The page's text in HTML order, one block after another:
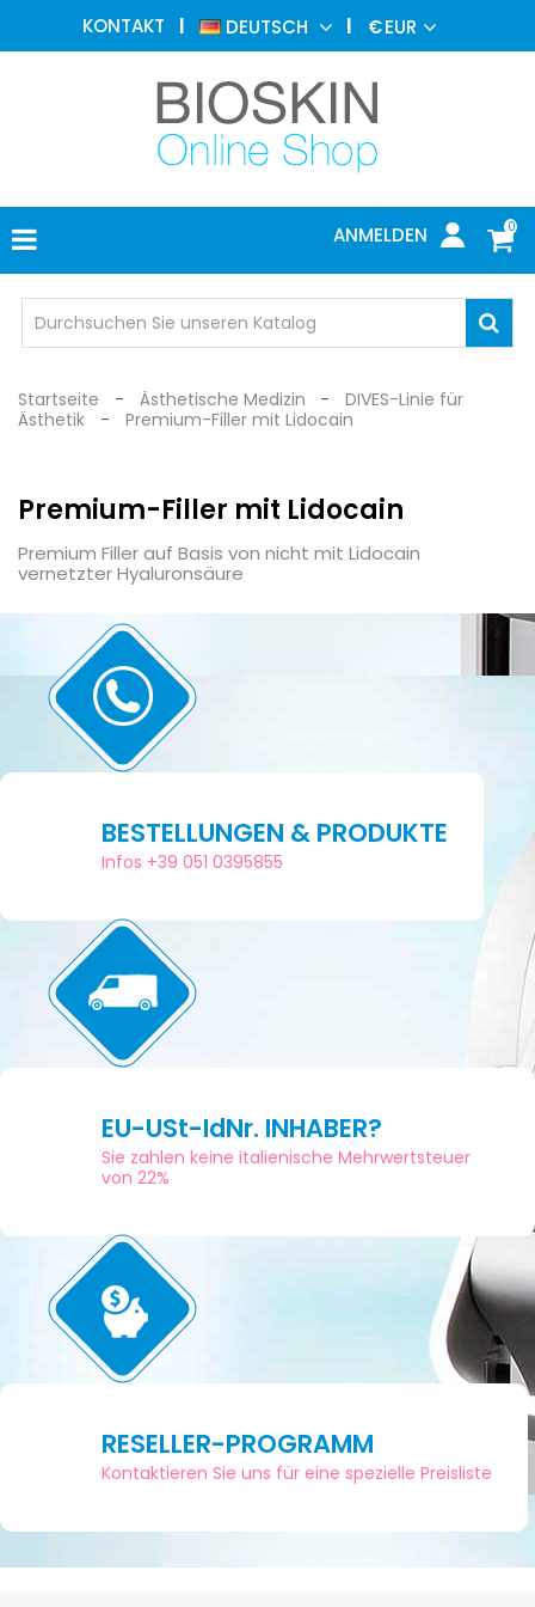
KONTAKT DEUTSCH €EUR
0
ANMELDEN
ÄSTHETISCHE
MEDIZIN
DERMATOLOGIE
PHOTOTHERAPIE
MEDIZINISCH
INDIVIDUEL
SCHUTZ
Startseite Ästhetische Medizin
DIVES-Linie für
Ästhetik
Premium-Filler mit Lidocain
Premium-Filler mit Lidocain
Premium Filler auf Basis von nicht mit Lidocain
vernetzter Hyaluronsäure
BESTELLUNGEN & PRODUKTE
Infos +39 051 0395855
EU-USt-IdNr. INHABER?
Sie zahlen keine italienische Mehrwertsteuer
von 22%
RESELLER-PROGRAMM
Kontaktieren Sie uns für eine spezielle Preisliste